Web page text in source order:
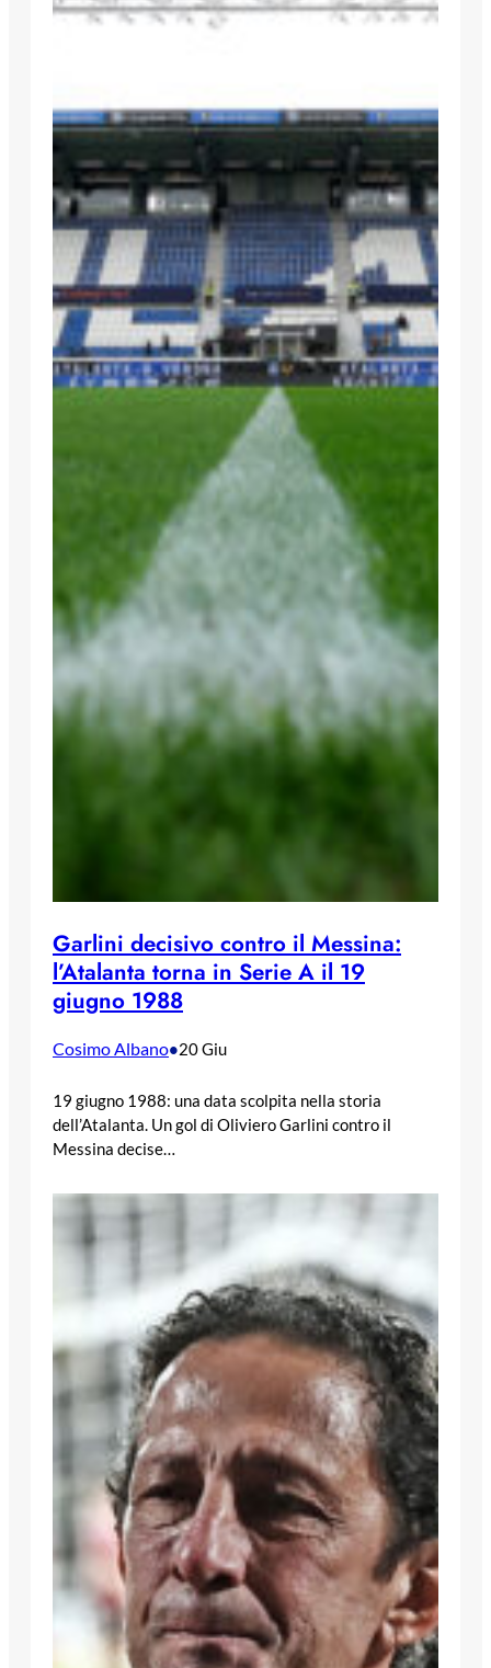
Garlini decisivo contro il Messina:
l’Atalanta torna in Serie A il 19
giugno 1988
Cosimo Albano•20 Giu
19 giugno 1988: una data scolpita nella storia
dell’Atalanta. Un gol di Oliviero Garlini contro il
Messina decise…